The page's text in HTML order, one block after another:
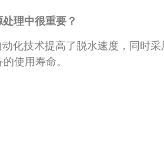
理中很重要？
化技术提高了脱水速度，同时
使用寿命。